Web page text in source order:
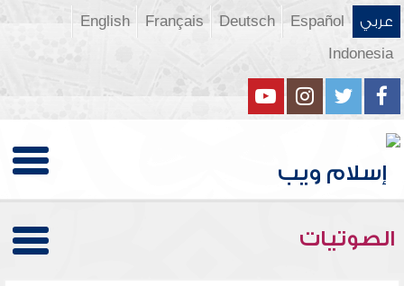
عربي Español
Deutsch
Français
English
Indonesia
الصوتيات